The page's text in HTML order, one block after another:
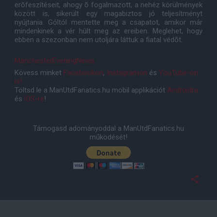
erõfeszítéseit, ahogy õ fogalmazott, a nehéz körülmények
között is, sikerült egy magabiztos jó teljesítményt
nyújtania. Góltól mentette meg a csapatot, amikor már
mindenkinek a vér hûlt meg az ereiben. Meglehet, hogy
ebben a szezonban nem utoljára láttuk a fiatal védõt.
ManchesterEveningNews
Kövess minket Facebookon, Instagramon és YouTube-on
is!
Töltsd le a ManUtdFanatics.hu mobil applikációt Androidra
és iOS-re!
Támogasd adományoddal a ManUtdFanatics.hu
működését!